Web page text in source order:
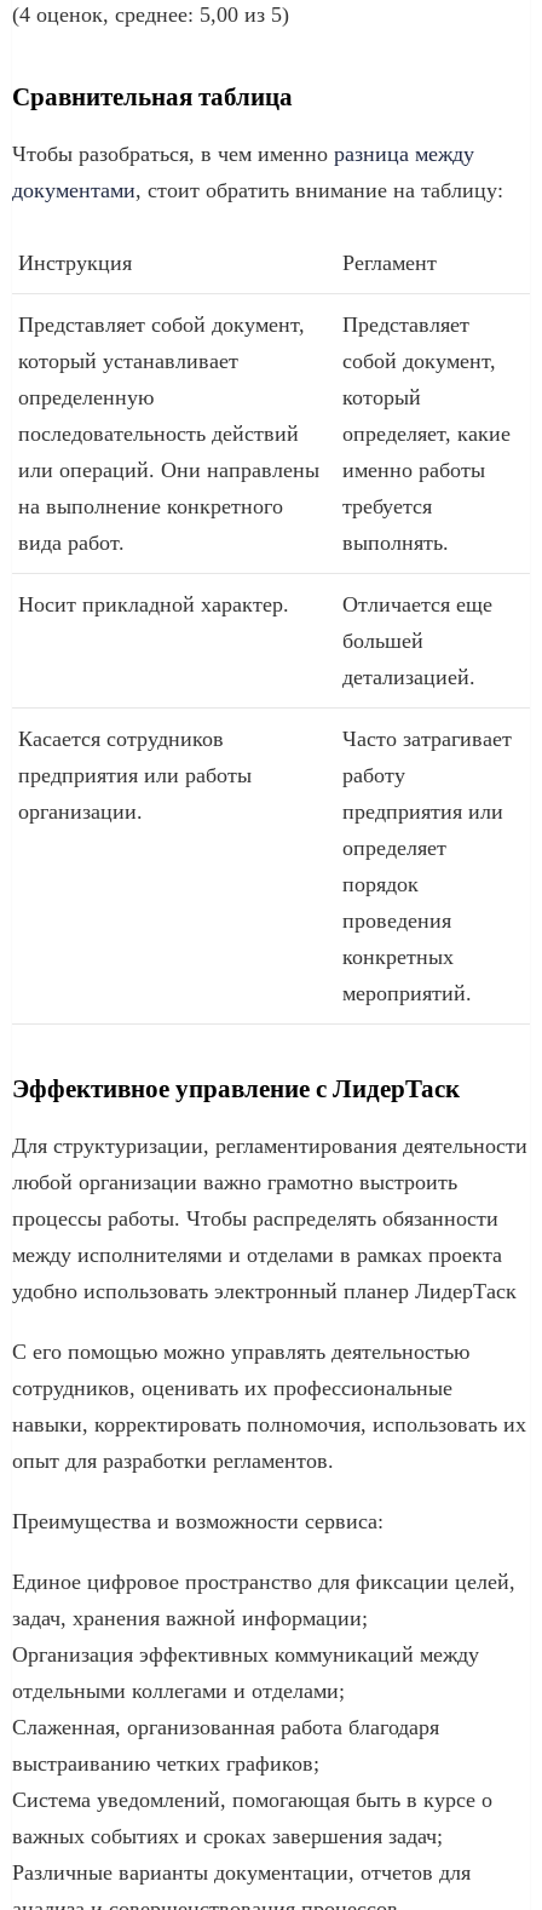
(4 оценок, среднее: 5,00 из 5)
Сравнительная таблица
Чтобы разобраться, в чем именно разница между
документами, стоит обратить внимание на таблицу:
Инструкция Регламент
Представляет собой документ,
который устанавливает
определенную
последовательность действий
или операций. Они направлены
на выполнение конкретного
вида работ.
Представляет
собой документ,
который
определяет, какие
именно работы
требуется
выполнять.
Носит прикладной характер.
Отличается еще
большей
детализацией.
Касается сотрудников
предприятия или работы
организации.
Часто затрагивает
работу
предприятия или
определяет
порядок
проведения
конкретных
мероприятий.
Эффективное управление с ЛидерТаск
Для структуризации, регламентирования деятельности
любой организации важно грамотно выстроить
процессы работы. Чтобы распределять обязанности
между исполнителями и отделами в рамках проекта
удобно использовать электронный планер ЛидерТаск
С его помощью можно управлять деятельностью
сотрудников, оценивать их профессиональные
навыки, корректировать полномочия, использовать их
опыт для разработки регламентов.
Преимущества и возможности сервиса:
Единое цифровое пространство для фиксации целей,
задач, хранения важной информации;
Организация эффективных коммуникаций между
отдельными коллегами и отделами;
Слаженная, организованная работа благодаря
выстраиванию четких графиков;
Система уведомлений, помогающая быть в курсе о
важных событиях и сроках завершения задач;
Различные варианты документации, отчетов для